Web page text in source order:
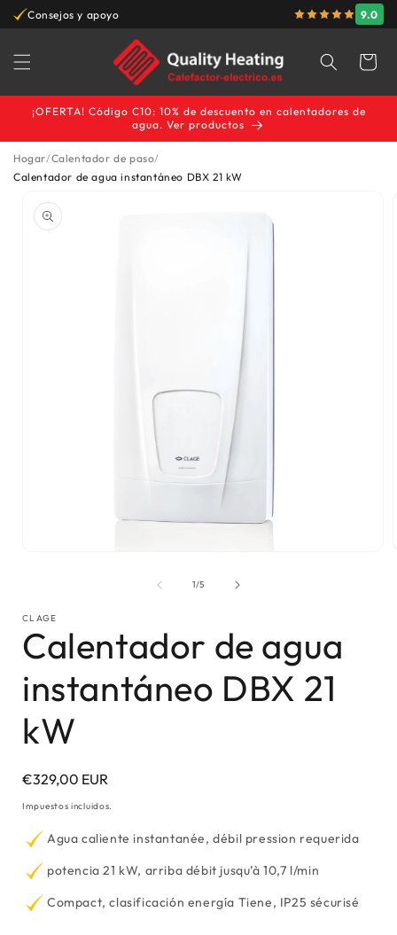
directamente
Consejos y apoyo Garantía del9.0
Carrito
¡OFERTA! Código C10: 10% de descuento en calentadores de
agua. Ver productos
Hogar Calentador de paso
Calentador de agua instantáneo DBX 21 kW
Ir
información
del producto
una
ventana
modal
1/de
5
CLAGE
Calentador de agua
instantáneo DBX 21
kW
Precio
habitual
€329,00 EUR
Impuestos incluidos.
Agua caliente instantanée, débil pression requerida
potencia 21 kW, arriba débit jusqu’à 10,7 l/min
Compact, clasificación energía Tiene, IP25 sécurisé